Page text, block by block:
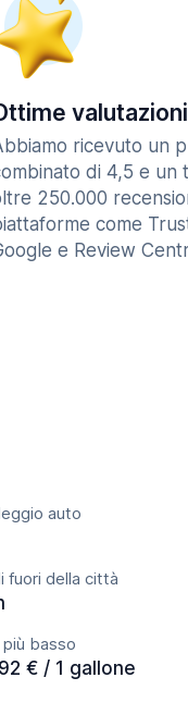
valutazioni
ricevuto un
di 4,5 e un
250.000
come
e Review
auto
fuori della città
basso
€ / 1 gallone